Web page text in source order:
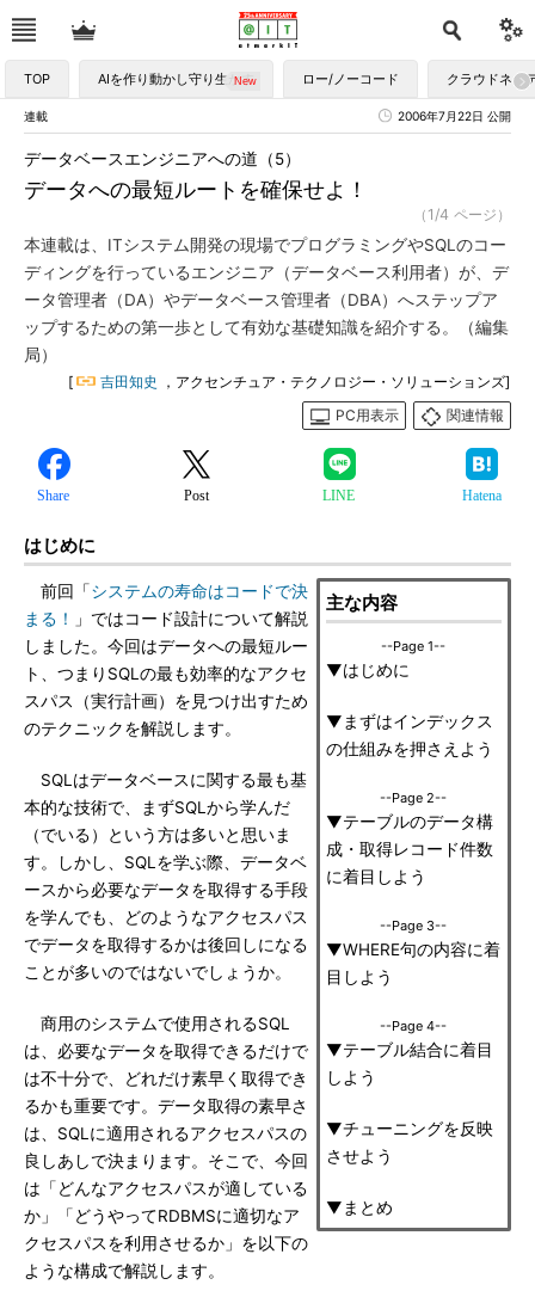
TOP AIを作り動かし守り生かす ロー/ノーコード クラウドネイ
連載 2006年7月22日 公開
データへの最短ルートを確保せよ！
データベースエンジニアへの道（5）
（1/4 ページ）
本連載は、ITシステム開発の現場でプログラミングやSQLのコー
ディングを行っているエンジニア（データベース利用者）が、デ
ータ管理者（DA）やデータベース管理者（DBA）へステップア
ップするための第一歩として有効な基礎知識を紹介する。（編集
局）
[ 吉田知史
，アクセンチュア・テクノロジー・ソリューションズ]
PC用表示
関連情報
Share Post LINE Hatena
はじめに
主な内容
--Page 1--
▼はじめに
▼まずはインデックス
の仕組みを押さえよう
--Page 2--
▼テーブルのデータ構
成・取得レコード件数
に着目しよう
--Page 3--
▼WHERE句の内容に着
目しよう
--Page 4--
▼テーブル結合に着目
しよう
▼チューニングを反映
させよう
▼まとめ
前回「システムの寿命はコードで決
まる！
」ではコード設計について解説
しました。今回はデータへの最短ルー
ト、つまりSQLの最も効率的なアクセ
スパス（実行計画）を見つけ出すため
のテクニックを解説します。
SQLはデータベースに関する最も基
本的な技術で、まずSQLから学んだ
（でいる）という方は多いと思いま
す。しかし、SQLを学ぶ際、データベ
ースから必要なデータを取得する手段
を学んでも、どのようなアクセスパス
でデータを取得するかは後回しになる
ことが多いのではないでしょうか。
商用のシステムで使用されるSQL
は、必要なデータを取得できるだけで
は不十分で、どれだけ素早く取得でき
るかも重要です。データ取得の素早さ
は、SQLに適用されるアクセスパスの
良しあしで決まります。そこで、今回
は「どんなアクセスパスが適している
か」「どうやってRDBMSに適切なア
クセスパスを利用させるか」を以下の
ような構成で解説します。